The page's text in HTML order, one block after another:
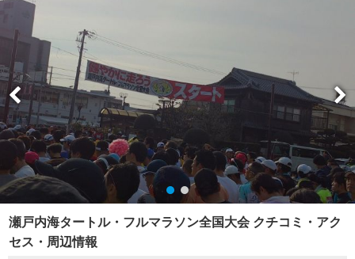
瀬戸内海タートル・フルマラソン全国大会 クチコミ・アク
セス・周辺情報